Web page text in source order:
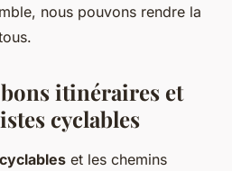
nous pouvons rendre la
itinéraires et
cyclables
et les chemins